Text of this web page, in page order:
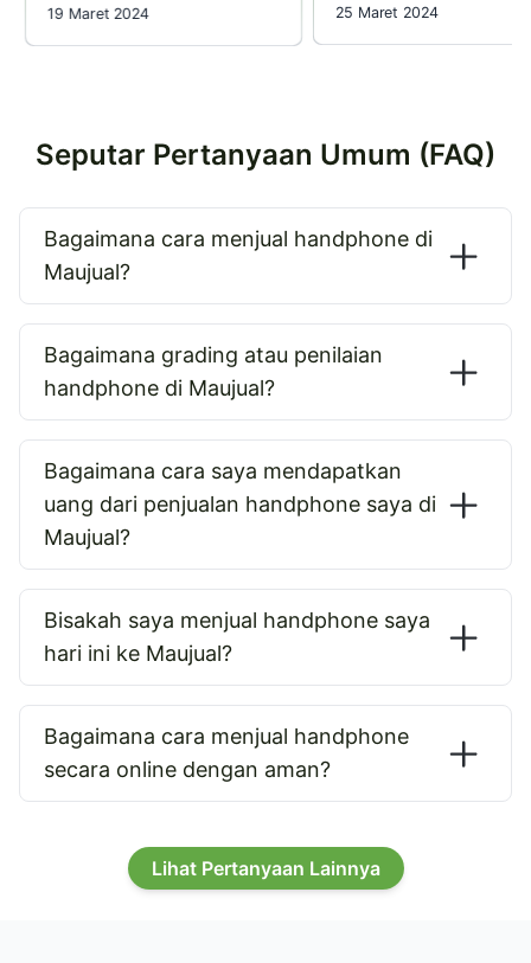
19 Maret 2024 25 Maret 2024
Seputar Pertanyaan Umum (FAQ)
Bagaimana cara menjual handphone di
Maujual?
Bagaimana grading atau penilaian
handphone di Maujual?
Bagaimana cara saya mendapatkan
uang dari penjualan handphone saya di
Maujual?
Bisakah saya menjual handphone saya
hari ini ke Maujual?
Bagaimana cara menjual handphone
secara online dengan aman?
Lihat Pertanyaan Lainnya